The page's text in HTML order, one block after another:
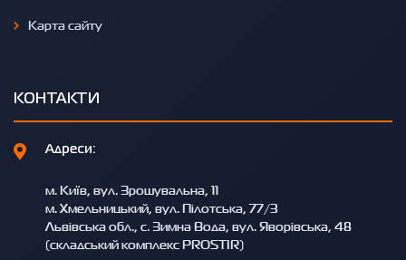
Карта сайту
КОНТАКТИ
Адреси:
м. Київ, вул. Зрошувальна, 11
м. Хмельницький, вул. Пілотська, 77/3
Львівська обл., с. Зимна Вода, вул. Яворівська, 48
(складський комплекс PROSTIR)